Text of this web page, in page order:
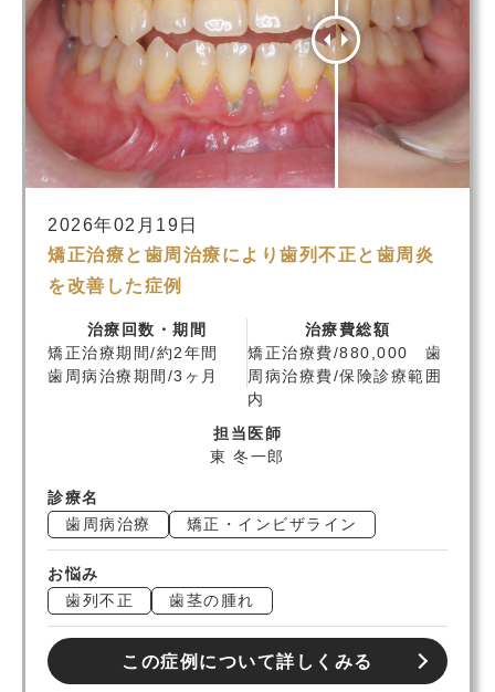
2026年02月19日
矯正治療と歯周治療により歯列不正と歯周炎
を改善した症例
治療回数・期間
矯正治療期間/約2年間
歯周病治療期間/3ヶ月
治療費総額
矯正治療費/880,000 歯
周病治療費/保険診療範囲
内
担当医師
東 冬一郎
診療名
歯周病治療
矯正・インビザライン
お悩み
歯列不正
歯茎の腫れ
この症例について詳しくみる